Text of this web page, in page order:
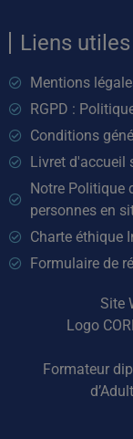
Liens utiles
Mentions
RGPD :
Conditions
Livret d'accueil
Notre Politique
personnes en
Charte éthique
Formulaire de
Site
Logo
Formateur